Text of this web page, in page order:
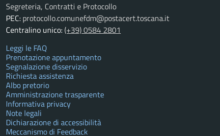
Segreteria, Contratti e Protocollo
PEC: protocollo.comunefdm@postacert.toscana.it
Centralino unico:(+39) 0584 2801
Leggi le FAQ
Prenotazione appuntamento
Segnalazione disservizio
Richiesta assistenza
Albo pretorio
Amministrazione trasparente
Informativa privacy
Note legali
Dichiarazione di accessibilità
Meccanismo di Feedback